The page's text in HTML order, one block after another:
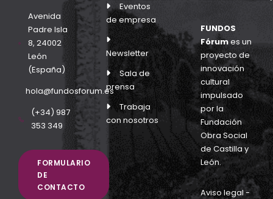
Avenida
Padre Isla
8, 24002
León
(España)
hola@fundosforum.es
(+34) 987
353 349
FORMULARIO
DE
CONTACTO
Eventos
de empresa
Newsletter
Sala de
prensa
Trabaja
con nosotros
FUNDOS
Fórumes un
proyecto de
innovación
cultural
impulsado
por la
Fundación
Obra Social
de Castilla y
León.
Aviso legal -